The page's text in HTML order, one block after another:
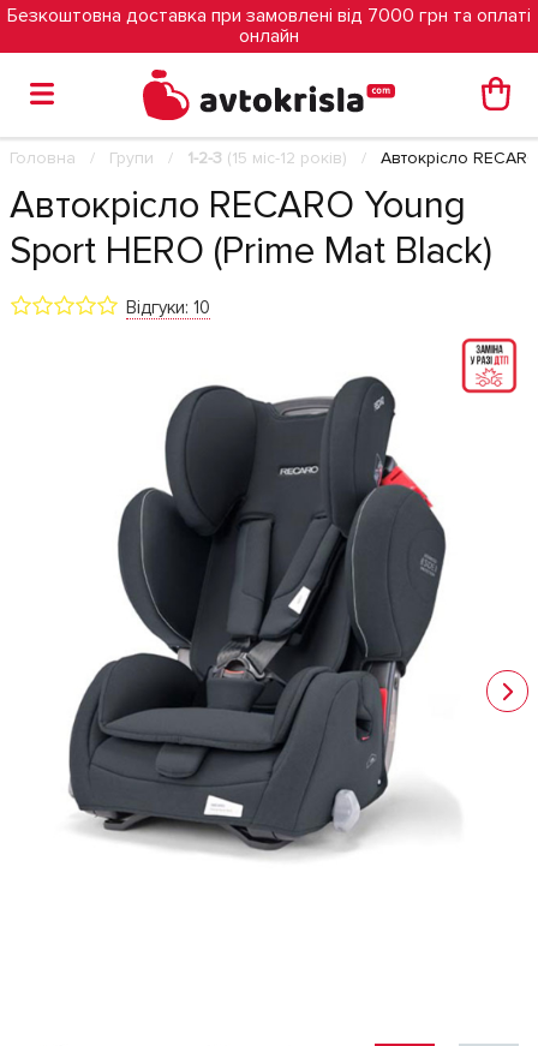
Безкоштовна доставка при замовлені від 7000 грн та оплаті
онлайн
Головна Групи 1-2-3 (15 міс-12 років) Автокрісло
Автокрісло RECARO Young
Sport HERO (Prime Mat Black)
Відгуки: 10